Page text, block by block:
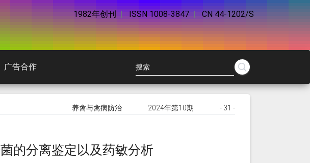
1982年创刊 | ISSN 1008-3847 | CN 44-1202/S
广告合作
养禽与禽病防治 2024年第10期 - 31 -
的分离鉴定以及药敏分析